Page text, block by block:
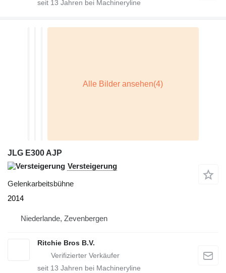
seit 13 Jahren bei Machineryline
JLG E300 AJP
Versteigerung
Gelenkarbeitsbühne
2014
Niederlande, Zevenbergen
Ritchie Bros B.V.
seit 13 Jahren bei Machineryline